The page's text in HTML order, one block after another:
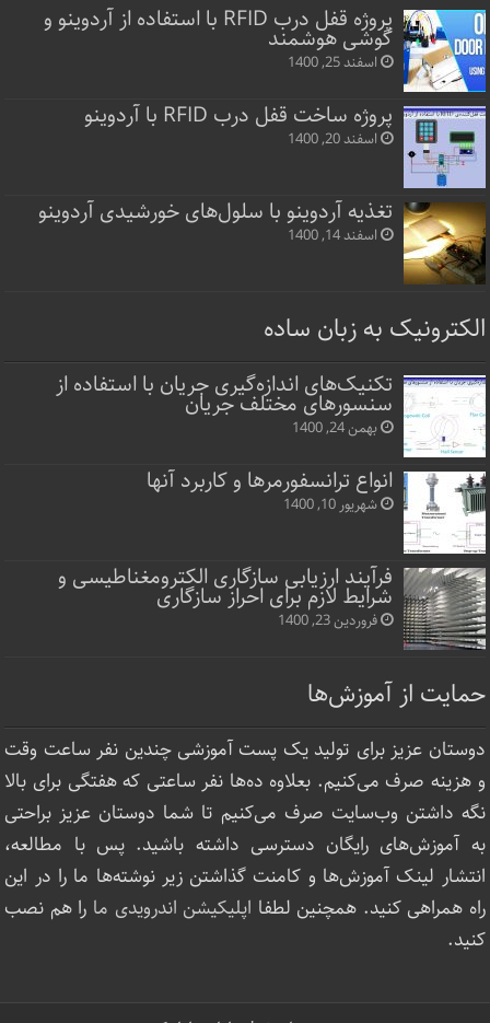
پروژه قفل‌ درب RFID با استفاده از آردوینو و
گوشی هوشمند
اسفند 25, 1400
پروژه ساخت قفل‌ درب RFID با آردوینو
اسفند 20, 1400
تغذیه آردوینو با سلول‌های خورشیدی آردوینو
اسفند 14, 1400
الکترونیک به زبان ساده
تکنیک‌های اندازه‌گیری جریان با استفاده از
سنسورهای مختلف جریان
بهمن 24, 1400
انواع ترانسفورمرها و کاربرد آنها
شهریور 10, 1400
فرآیند ارزیابی سازگاری الکترومغناطیسی و
شرایط لازم برای احراز سازگاری
فروردین 23, 1400
حمایت از آموزش‌ها
دوستان عزیز برای تولید یک پست آموزشی چندین نفر ساعت‌ وقت
و هزینه صرف می‌کنیم. بعلاوه ده‌ها نفر ساعتی که هفتگی برای بالا
نگه داشتن وب‌سایت صرف ‌می‌کنیم تا شما دوستان عزیز براحتی
به آموزش‌های رایگان دسترسی داشته باشید. پس با مطالعه،
انتشار لینک‌ آموزش‌ها و کامنت گذاشتن زیر نوشته‌‌ها ما را در این
راه همراهی کنید. همچنین لطفا اپلیکیشن اندرویدی ما را هم نصب
کنید.